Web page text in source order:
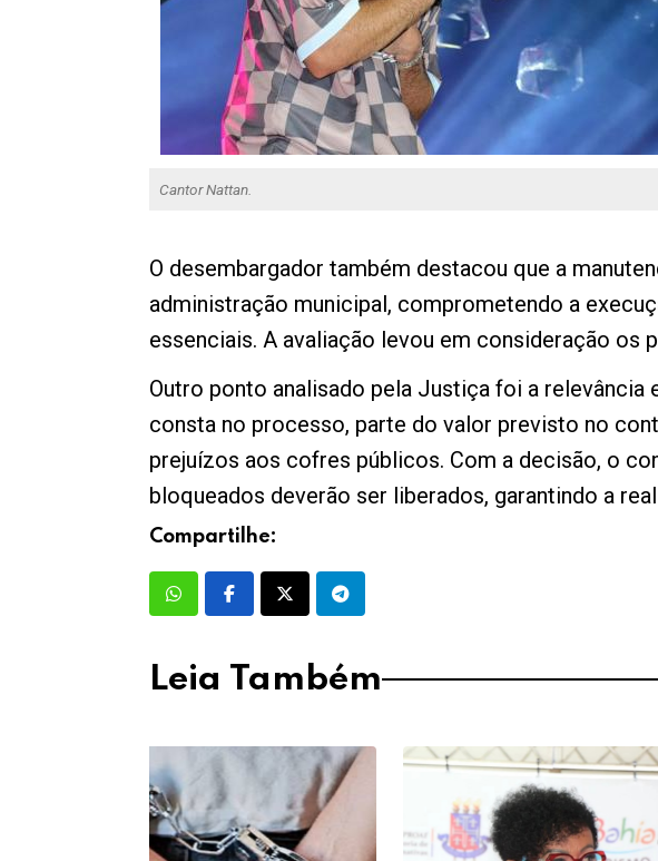
Cantor Nattan.
O desembargador também destacou que a
administração municipal, comprometendo a
essenciais. A avaliação levou em consideração os
Outro ponto analisado pela Justiça foi a
consta no processo, parte do valor previsto no
prejuízos aos cofres públicos. Com a decisão, o
bloqueados deverão ser liberados, garantindo a
Compartilhe:
Leia Também